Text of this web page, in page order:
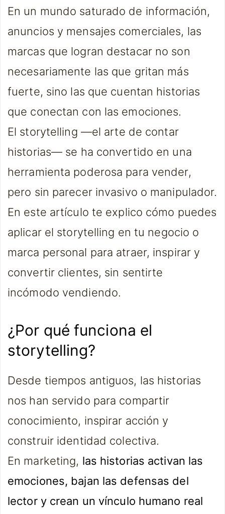
En un mundo saturado de información,
anuncios y mensajes comerciales, las
marcas que logran destacar no son
necesariamente las que gritan más
fuerte, sino las que cuentan historias
que conectan con las emociones.
El storytelling —el arte de contar
historias— se ha convertido en una
herramienta poderosa para vender,
pero sin parecer invasivo o manipulador.
En este artículo te explico cómo puedes
aplicar el storytelling en tu negocio o
marca personal para atraer, inspirar y
convertir clientes, sin sentirte
incómodo vendiendo.
¿Por qué funciona el
storytelling?
Desde tiempos antiguos, las historias
nos han servido para compartir
conocimiento, inspirar acción y
construir identidad colectiva.
En marketing, las historias activan las
emociones, bajan las defensas del
lector y crean un vínculo humano real